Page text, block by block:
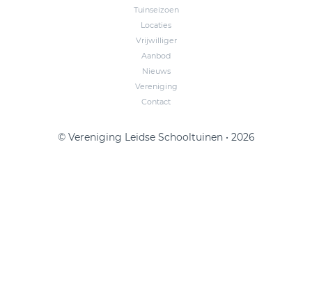
Tuinseizoen
Locaties
Vrijwilliger
Aanbod
Nieuws
Vereniging
Contact
© Vereniging Leidse Schooltuinen • 2026